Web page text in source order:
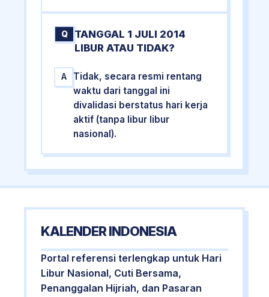
Q
TANGGAL 1 JULI 2014
LIBUR ATAU TIDAK?
A
Tidak, secara resmi rentang
waktu dari tanggal ini
divalidasi berstatus hari kerja
aktif (tanpa libur libur
nasional).
KALENDER INDONESIA
Portal referensi terlengkap untuk Hari
Libur Nasional, Cuti Bersama,
Penanggalan Hijriah, dan Pasaran